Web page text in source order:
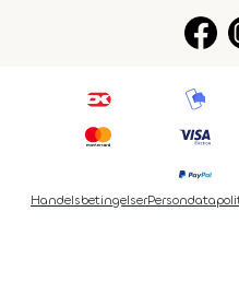
Handelsbetingelser